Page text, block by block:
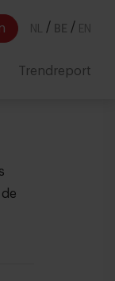
NL / BE / EN
Trendreport